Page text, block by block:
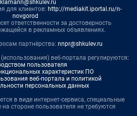
для клиентов: http://mediakit.iportal.ru/n-
novgorod
ответственности за достоверность
в рекламных объявлениях.
партнёрства: nnpr@shkulev.ru
веб-портала регулируются:
пользователя
характеристик ПО
веб-портала и политикой
персональных данных
в виде интернет-сервиса, специальные
на стороне пользователя не требуются